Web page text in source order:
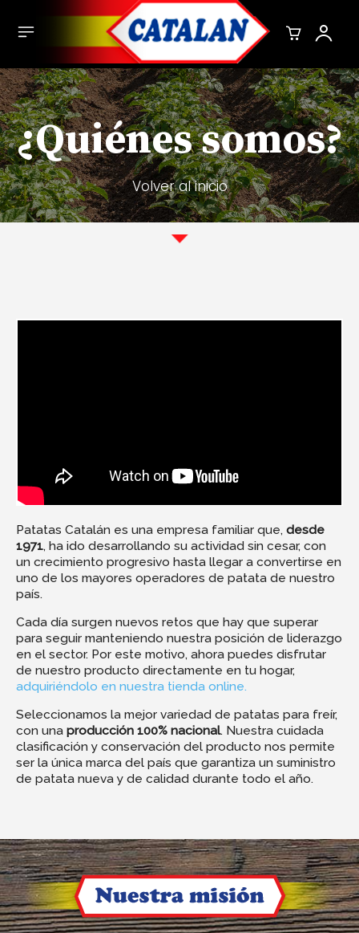
¿Quiénessomos?
Volver al inicio
Patatas Catalán es una empresa familiar que, desde
1971, ha ido desarrollando su actividad sin cesar, con
un crecimiento progresivo hasta llegar a convertirse en
uno de los mayores operadores de patata de nuestro
país.
Cada día surgen nuevos retos que hay que superar
para seguir manteniendo nuestra posición de liderazgo
en el sector. Por este motivo, ahora puedes disfrutar
de nuestro producto directamente en tu hogar,
adquiriéndolo en nuestra tienda online.
Seleccionamos la mejor variedad de patatas para freír,
con una producción 100% nacional. Nuestra cuidada
clasificación y conservación del producto nos permite
ser la única marca del país que garantiza un suministro
de patata nueva y de calidad durante todo el año.